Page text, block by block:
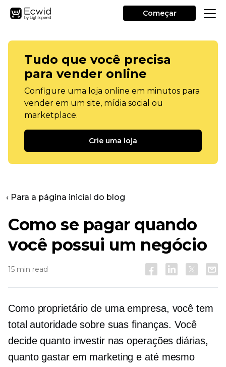
Começar
Tudo que você precisa
para vender online
Configure uma loja online em minutos para
vender em um site, mídia social ou
marketplace.
Crie uma loja
‹ Para a página inicial do blog
Como se pagar quando
você possui um negócio
15 min read
Como proprietário de uma empresa, você tem
total autoridade sobre suas finanças. Você
decide quanto investir nas operações diárias,
quanto gastar em marketing e até mesmo